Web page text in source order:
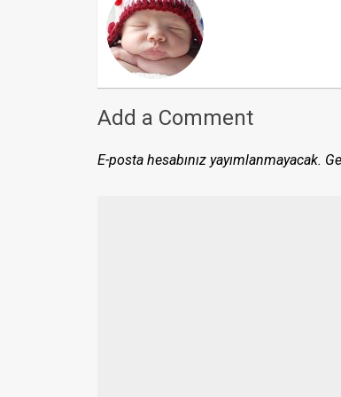
Add a Comment
E-posta hesabınız yayımlanmayacak.